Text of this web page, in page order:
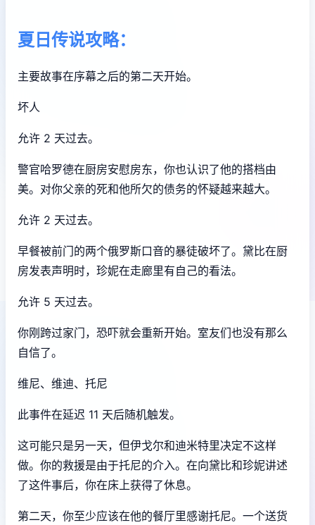
夏日传说攻略：
主要故事在序幕之后的第二天开始。
坏人
允许 2 天过去。
警官哈罗德在厨房安慰房东，你也认识了他的搭档由
美。对你父亲的死和他所欠的债务的怀疑越来越大。
允许 2 天过去。
早餐被前门的两个俄罗斯口音的暴徒破坏了。黛比在厨
房发表声明时，珍妮在走廊里有自己的看法。
允许 5 天过去。
你刚跨过家门，恐吓就会重新开始。室友们也没有那么
自信了。
维尼、维迪、托尼
此事件在延迟 11 天后随机触发。
这可能只是另一天，但伊戈尔和迪米特里决定不这样
做。你的救援是由于托尼的介入。在向黛比和珍妮讲述
了这件事后，你在床上获得了休息。
第二天，你至少应该在他的餐厅里感谢托尼。一个送货